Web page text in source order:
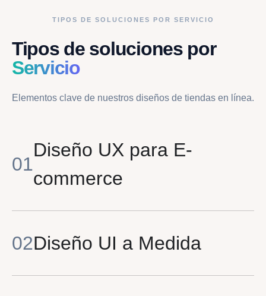
TIPOS DE SOLUCIONES POR SERVICIO
Tipos de soluciones por
Servicio
Elementos clave de nuestros diseños de tiendas en línea.
Diseño UX para E-
commerce
Diseño UI a Medida